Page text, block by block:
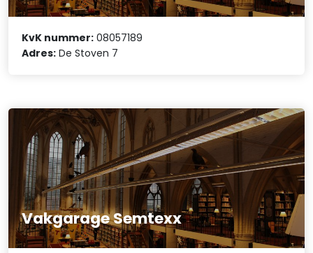
KvK nummer: 08057189
Adres: De Stoven 7
Vakgarage Semtexx